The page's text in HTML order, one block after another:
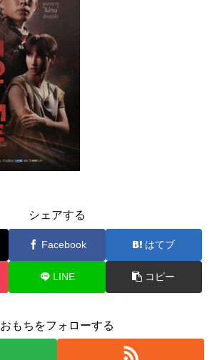
シェアする
Facebook はてブ
LINE コピー
おもちをフォローする